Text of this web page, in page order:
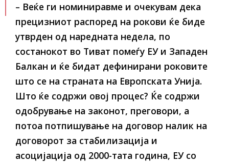
– Веќе ги номиниравме и очекувам дека
прецизниот распоред на рокови ќе биде
утврден од наредната недела, по
состанокот во Тиват помеѓу ЕУ и Западен
Балкан и ќе бидат дефинирани роковите
што се на страната на Европската Унија.
Што ќе содржи овој процес? Ќе содржи
одобрување на законот, преговори, а
потоа потпишување на договор налик на
договорот за стабилизација и
асоцијација од 2000-тата година, ЕУ со